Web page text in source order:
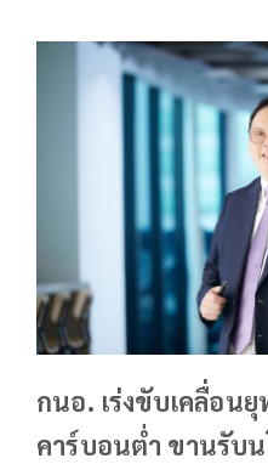
กนอ. เร่งขับเคลื่อน
คาร์บอนต่ำ ขานรับ